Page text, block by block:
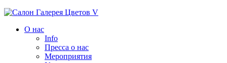
О нас
Info
Пресса о нас
Мероприятия